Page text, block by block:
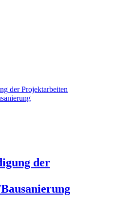
der Projektarbeiten
der